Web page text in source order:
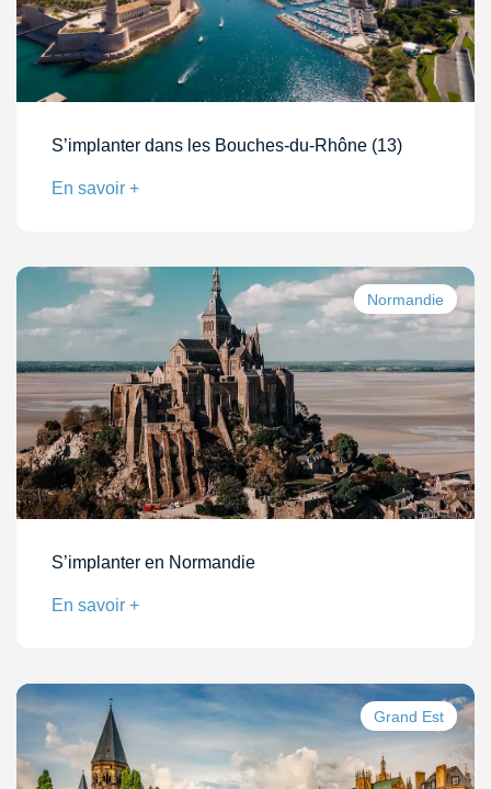
S’implanter dans les Bouches-du-Rhône (13)
En savoir +
Normandie
S’implanter en Normandie
En savoir +
Grand Est